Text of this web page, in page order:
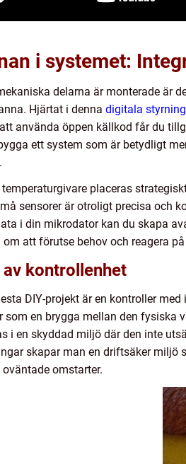
i systemet:
delarna är monterade är
Hjärtat i denna digitala styrning
använda öppen källkod får du
ett system som är betydligt
placeras
sensorer är otroligt precisa och
i din mikrodator kan du skapa
om att förutse behov och reagera
av kontrollenhet
DIY-projekt är en kontroller
som en brygga mellan den fysiska
i en skyddad miljö där den inte
skapar man en driftsäker miljö
omstarter.